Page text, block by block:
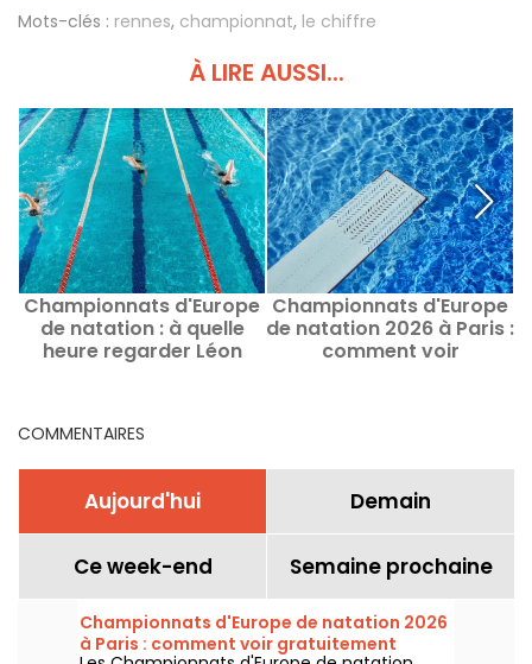
Mots-clés : rennes, championnat, le chiffre
À LIRE AUSSI...
Championnats d'Europe
de natation : à quelle
heure regarder Léon
Championnats d'Europe
de natation 2026 à Paris :
comment voir
COMMENTAIRES
Aujourd'hui Demain
Ce week-end Semaine prochaine
Championnats d'Europe de natation 2026
à Paris : comment voir gratuitement